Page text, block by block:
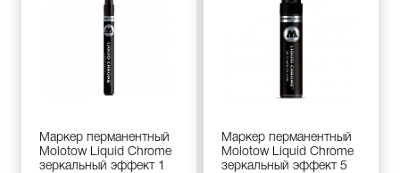
Маркер перманентный
Molotow Liquid Chrome
зеркальный эффект 1
Маркер перманентный
Molotow Liquid Chrome
зеркальный эффект 5